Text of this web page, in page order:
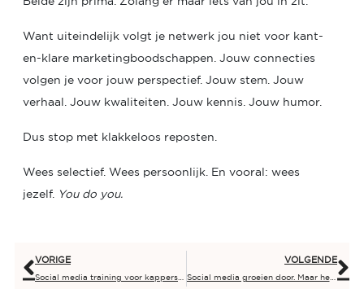
Want uiteindelijk volgt je netwerk jou niet voor kant-
en-klare marketingboodschappen. Jouw connecties
volgen je voor jouw perspectief. Jouw stem. Jouw
verhaal. Jouw kwaliteiten. Jouw kennis. Jouw humor.
Dus stop met klakkeloos reposten.
Wees selectief. Wees persoonlijk. En vooral: wees
jezelf. You do you.
VORIGE VOLGENDE
Social media groeien door. Maar het ongemak groeit sneller.